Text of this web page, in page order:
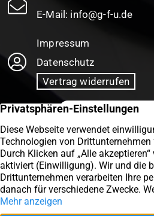
E-Mail: info@g-f-u.de
Impressum
Datenschutz
Vertrag widerrufen